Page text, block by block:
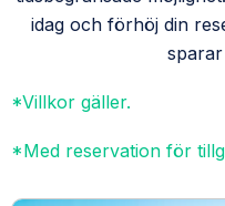
idag och förhöj din
*Villkor gäller.
*Med reservation för